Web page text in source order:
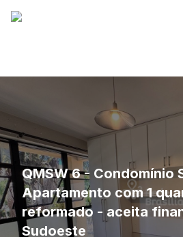
QMSW 6 - Condomínio
Apartamento com 1
reformado - aceita
Sudoeste